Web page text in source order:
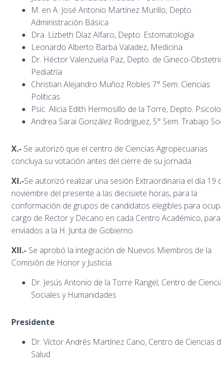
M. en A. José Antonio Martínez Murillo, Depto.
Administración Básica
Dra. Lizbeth Díaz Alfaro, Depto. Estomatología
Leonardo Alberto Barba Valadez, Medicina
Dr. Héctor Valenzuela Paz, Depto. de Gineco-
Pediatría
Christian Alejandro Muñoz Robles 7° Sem. Ciencias
Políticas
Psic. Alicia Edith Hermosillo de la Torre, Depto.
Andrea Sarai González Rodríguez, 5° Sem. Trabajo
X.- Se autorizó que el centro de Ciencias Agropecuarias
concluya su votación antes del cierre de su jornada.
XI.-Se autorizó realizar una sesión Extraordinaria el día 19
noviembre del presente a las diecisiete horas, para la
conformación de grupos de candidatos elegibles para
cargo de Rector y Decano en cada Centro Académico,
enviados a la H. Junta de Gobierno.
XII.- Se aprobó la integración de Nuevos Miembros de la
Comisión de Honor y Justicia.
Dr. Jesús Antonio de la Torre Rangel, Centro de
Sociales y Humanidades
Presidente
Dr. Víctor Andrés Martínez Cano, Centro de Ciencias
Salud